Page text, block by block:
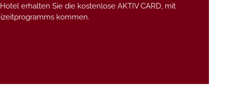
erhalten Sie die kostenlose AKTIV CARD, mit
kommen.